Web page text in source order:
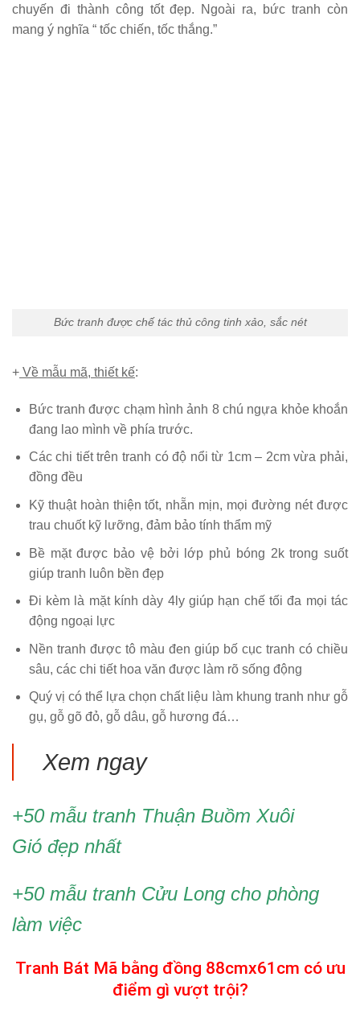
chuyến đi thành công tốt đẹp. Ngoài ra, bức tranh còn
mang ý nghĩa “ tốc chiến, tốc thắng.”
Bức tranh được chế tác thủ công tinh xảo, sắc nét
+ Về mẫu mã, thiết kế:
Bức tranh được chạm hình ảnh 8 chú ngựa khỏe khoắn
đang lao mình về phía trước.
Các chi tiết trên tranh có độ nổi từ 1cm – 2cm vừa phải,
đồng đều
Kỹ thuật hoàn thiện tốt, nhẵn mịn, mọi đường nét được
trau chuốt kỹ lưỡng, đảm bảo tính thẩm mỹ
Bề mặt được bảo vệ bởi lớp phủ bóng 2k trong suốt
giúp tranh luôn bền đẹp
Đi kèm là mặt kính dày 4ly giúp hạn chế tối đa mọi tác
động ngoại lực
Nền tranh được tô màu đen giúp bố cục tranh có chiều
sâu, các chi tiết hoa văn được làm rõ sống động
Quý vị có thể lựa chọn chất liệu làm khung tranh như gỗ
gụ, gỗ gõ đỏ, gỗ dâu, gỗ hương đá…
Xem ngay
+50 mẫu tranh Thuận Buồm Xuôi
Gió đẹp nhất
+50 mẫu tranh Cửu Long cho phòng
làm việc
Tranh Bát Mã bằng đồng 88cmx61cm có ưu
điểm gì vượt trội?